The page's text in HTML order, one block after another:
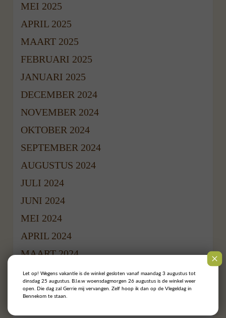
MEI 2025
APRIL 2025
MAART 2025
FEBRUARI 2025
JANUARI 2025
DECEMBER 2024
NOVEMBER 2024
OKTOBER 2024
SEPTEMBER 2024
AUGUSTUS 2024
JULI 2024
JUNI 2024
MEI 2024
APRIL 2024
MAART 2024
FEBRUARI 2024
JANUARI 2024
Let op! Wegens vakantie is de winkel gesloten vanaf maandag 3 augustus tot
dinsdag 25 augustus. B.l.e.w woensdagmorgen 26 augustus is de winkel weer
open. Die dag zal Gerrie mij vervangen. Zelf hoop ik dan op de Vlegeldag in
Bennekom te staan.